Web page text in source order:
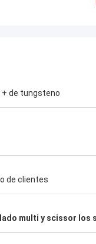
+ de tungsteno
de clientes
multi y scissor los